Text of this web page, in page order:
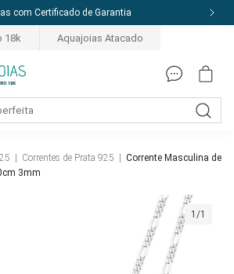
com Certificado de Garantia
18k Aquajoias Atacado
Correntes de Prata 925
Corrente Masculina de
3mm
1/1